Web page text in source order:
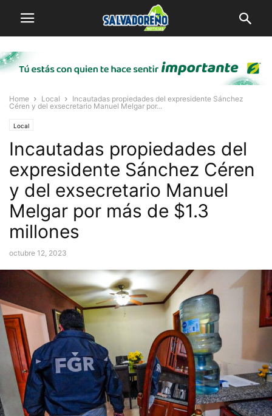
Home Local
Incautadas propiedades del expresidente Sánchez
Céren y del exsecretario Manuel Melgar por...
Local
Incautadas propiedades del
expresidente Sánchez Céren
y del exsecretario Manuel
Melgar por más de $1.3
millones
octubre 12, 2023